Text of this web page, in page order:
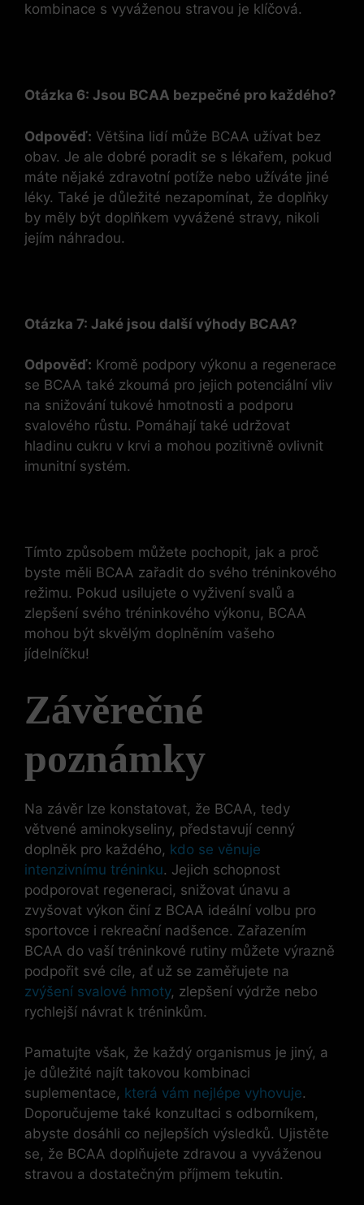
kombinace s vyváženou stravou je klíčová.
Otázka 6: Jsou BCAA bezpečné pro každého?
Odpověď: Většina lidí může BCAA užívat bez
obav. Je ale dobré poradit se s lékařem, pokud
máte nějaké zdravotní potíže nebo užíváte jiné
léky. Také je důležité nezapomínat, že doplňky
by měly být doplňkem vyvážené stravy, nikoli
jejím náhradou.
Otázka 7: Jaké jsou další výhody BCAA?
Odpověď: Kromě podpory výkonu a regenerace
se BCAA také zkoumá pro jejich potenciální vliv
na snižování tukové hmotnosti a podporu
svalového růstu. Pomáhají také udržovat
hladinu cukru v krvi a mohou pozitivně ovlivnit
imunitní systém.
Tímto způsobem můžete pochopit, jak a proč
byste měli BCAA zařadit do svého tréninkového
režimu. Pokud usilujete o vyživení svalů a
zlepšení svého tréninkového výkonu, BCAA
mohou být skvělým doplněním vašeho
jídelníčku!
Závěrečné
poznámky
Na závěr lze konstatovat, že BCAA, tedy
větvené aminokyseliny, představují cenný
doplněk pro každého, kdo se věnuje
intenzivnímu tréninku. Jejich schopnost
podporovat regeneraci, snižovat únavu a
zvyšovat výkon činí z BCAA ideální volbu pro
sportovce i rekreační nadšence. Zařazením
BCAA do vaší tréninkové rutiny můžete výrazně
podpořit své cíle, ať už se zaměřujete na
zvýšení svalové hmoty, zlepšení výdrže nebo
rychlejší návrat k tréninkům.
Pamatujte však, že každý organismus je jiný, a
je důležité najít takovou kombinaci
suplementace, která vám nejlépe vyhovuje.
Doporučujeme také konzultaci s odborníkem,
abyste dosáhli co nejlepších výsledků. Ujistěte
se, že BCAA doplňujete zdravou a vyváženou
stravou a dostatečným příjmem tekutin.